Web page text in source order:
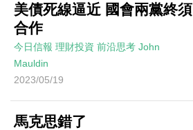
美債死線逼近 國會兩黨終須
合作
今日信報 理財投資 前沿思考 John
Mauldin
2023/05/19
馬克思錯了